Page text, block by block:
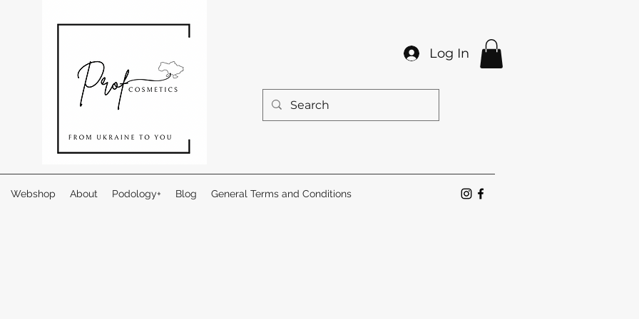
Log In
Webshop About Podology+ Blog General Terms and Conditions